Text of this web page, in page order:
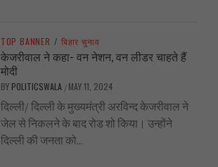
TOP BANNER / बिहार चुनाव
केजरीवाल ने कहा- वन नेशन, वन लीडर चाहते हैं
मोदी
BY POLITICSWALA / MAY 11, 2024
दिल्ली/ दिल्ली के मुख्यमंत्री अरविन्द केजरीवाल ने
जेल से निकलने के बाद रोड शो किया। उन्होंने
दिल्ली की जनता को...